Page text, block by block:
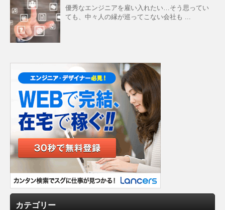
優秀なエンジニアを雇い入れたい…そう思ってい
ても、中々人の縁が巡ってこない会社も ...
カテゴリー